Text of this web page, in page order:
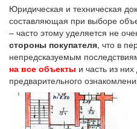
Юридическая и техническая
составляющая при выборе
– часто этому уделяется не
стороны покупателя, что в
непредсказуемым
на все объекты и часть из
предварительного